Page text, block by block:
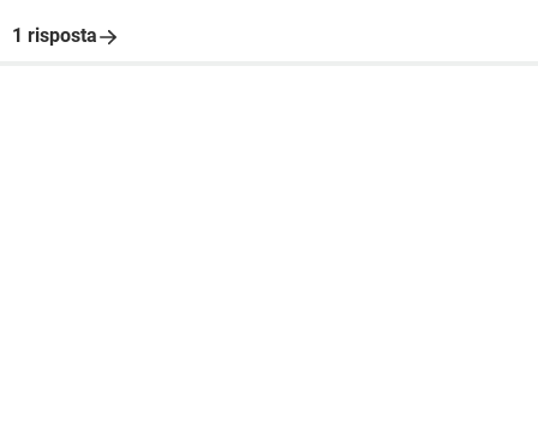
1 risposta